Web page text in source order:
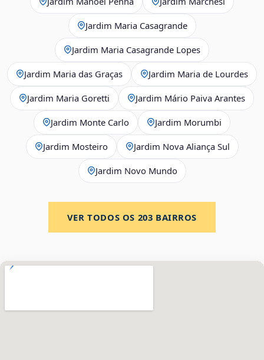
Jardim Maria Casagrande
Jardim Maria Casagrande Lopes
Jardim Maria das Graças Jardim Maria de Lourdes
Jardim Maria Goretti Jardim Mário Paiva Arantes
Jardim Monte Carlo Jardim Morumbi
Jardim Mosteiro Jardim Nova Aliança Sul
Jardim Novo Mundo
VER TODOS OS 203 BAIRROS